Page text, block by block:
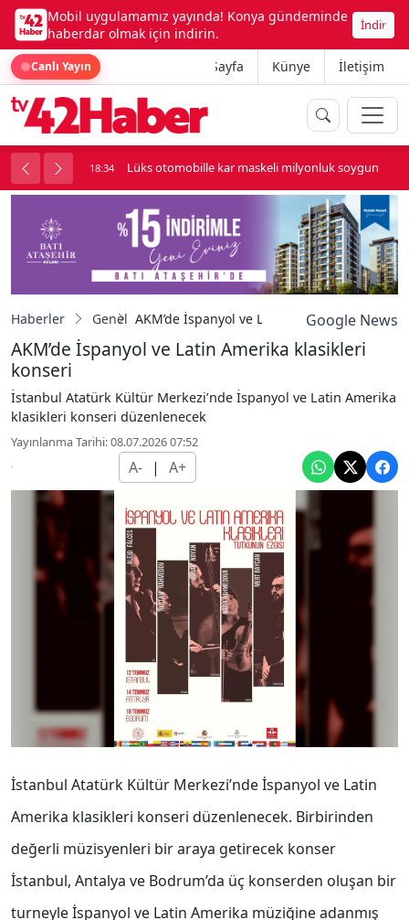
Mobil uygulamamız yayında! Konya gündeminde
haberdar olmak için indirin.
İndir
Canlı Yayın Ana Sayfa Künye İletişim
kavga çıktı 18:34 Lüks otomobille kar maskeli milyonluk soygun
Haberler Genel AKM’de İspanyol ve Latin Amerika klasikleri
Google News
AKM’de İspanyol ve Latin Amerika klasikleri
konseri
İstanbul Atatürk Kültür Merkezi’nde İspanyol ve Latin Amerika
klasikleri konseri düzenlenecek
Yayınlanma Tarihi: 08.07.2026 07:52
A- | A+
İstanbul Atatürk Kültür Merkezi’nde İspanyol ve Latin
Amerika klasikleri konseri düzenlenecek. Birbirinden
değerli müzisyenleri bir araya getirecek konser
İstanbul, Antalya ve Bodrum’da üç konserden oluşan bir
turneyle İspanyol ve Latin Amerika müziğine adanmış